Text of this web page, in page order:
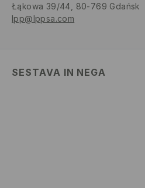
Łąkowa 39/44, 80-769 Gdańsk
lpp@lppsa.com
SESTAVA IN NEGA